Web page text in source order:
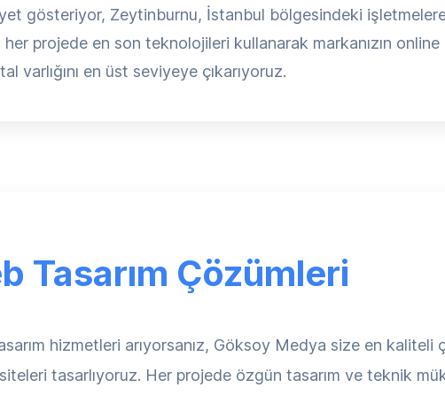
gösteriyor, Zeytinburnu, İstanbul bölgesindeki
projede en son teknolojileri kullanarak markanızın online
varlığını en üst seviyeye çıkarıyoruz.
Tasarım Çözümleri
hizmetleri arıyorsanız, Göksoy Medya size en kaliteli
tasarlıyoruz. Her projede özgün tasarım ve teknik